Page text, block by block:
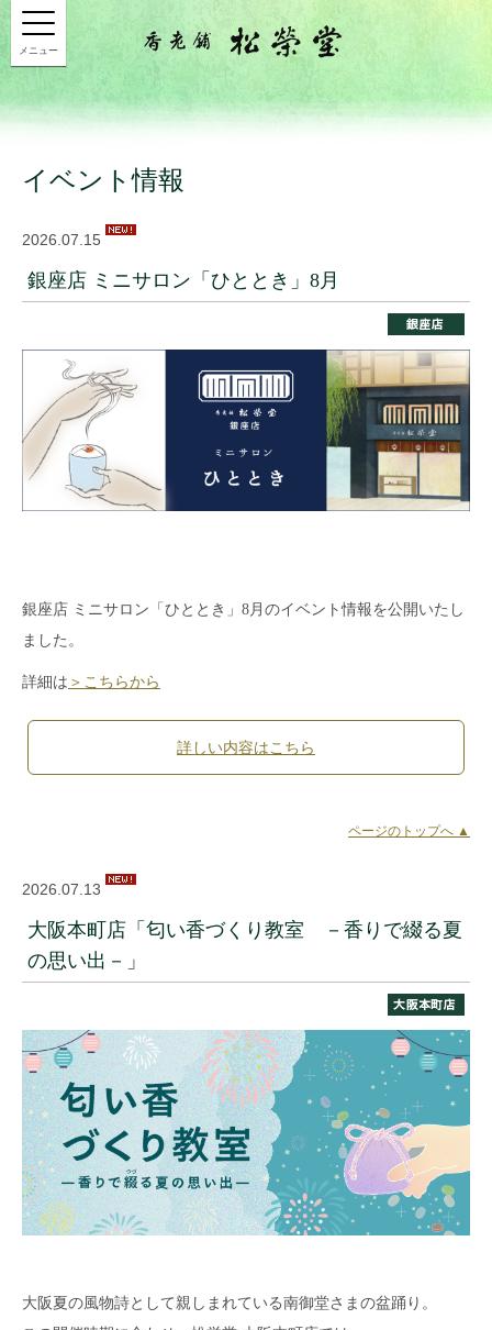
メニュー
イベント情報
2026.07.15
銀座店 ミニサロン「ひととき」8月
銀座店 ミニサロン「ひととき」8月のイベント情報を公開いたし
ました。
詳細は ＞こちらから
詳しい内容はこちら
ページのトップへ ▲
2026.07.13
大阪本町店「匂い香づくり教室 －香りで綴る夏
の思い出－」
大阪夏の風物詩として親しまれている南御堂さまの盆踊り。